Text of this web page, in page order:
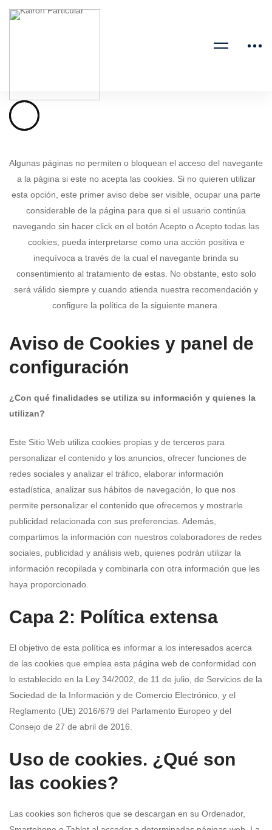
Algunas páginas no permiten o bloquean el acceso del navegante
a la página si este no acepta las cookies. Si no quieren utilizar
esta opción, este primer aviso debe ser visible, ocupar una parte
considerable de la página para que si el usuario continúa
navegando sin hacer click en el botón Acepto o Acepto todas las
cookies, pueda interpretarse como una acción positiva e
inequívoca a través de la cual el navegante brinda su
consentimiento al tratamiento de estas. No obstante, esto solo
será válido siempre y cuando atienda nuestra recomendación y
configure la política de la siguiente manera.
Aviso de Cookies y panel de
configuración
¿Con qué finalidades se utiliza su información y quienes la
utilizan?
Este Sitio Web utiliza cookies propias y de terceros para
personalizar el contenido y los anuncios, ofrecer funciones de
redes sociales y analizar el tráfico, elaborar información
estadística, analizar sus hábitos de navegación, lo que nos
permite personalizar el contenido que ofrecemos y mostrarle
publicidad relacionada con sus preferencias. Además,
compartimos la información con nuestros colaboradores de redes
sociales, publicidad y análisis web, quienes podrán utilizar la
información recopilada y combinarla con otra información que les
haya proporcionado.
Capa 2: Política extensa
El objetivo de esta política es informar a los interesados acerca
de las cookies que emplea esta página web de conformidad con
lo establecido en la Ley 34/2002, de 11 de julio, de Servicios de la
Sociedad de la Información y de Comercio Electrónico, y el
Reglamento (UE) 2016/679 del Parlamento Europeo y del
Consejo de 27 de abril de 2016.
Uso de cookies. ¿Qué son
las cookies?
Las cookies son ficheros que se descargan en su Ordenador,